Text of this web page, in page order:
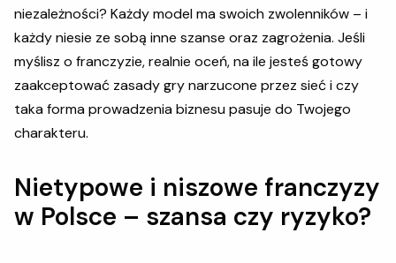
niezależności? Każdy model ma swoich zwolenników – i
każdy niesie ze sobą inne szanse oraz zagrożenia. Jeśli
myślisz o franczyzie, realnie oceń, na ile jesteś gotowy
zaakceptować zasady gry narzucone przez sieć i czy
taka forma prowadzenia biznesu pasuje do Twojego
charakteru.
Nietypowe i niszowe franczyzy
w Polsce – szansa czy ryzyko?